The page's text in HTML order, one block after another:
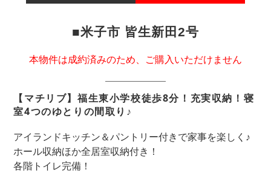
■米子市 皆生新田2号
本物件は成約済みのため、ご購入いただけません
【マチリブ】福生東小学校徒歩8分！充実収納！寝
室4つのゆとりの間取り♪
アイランドキッチン＆パントリー付きで家事を楽しく♪
ホール収納ほか全居室収納付き！
各階トイレ完備！